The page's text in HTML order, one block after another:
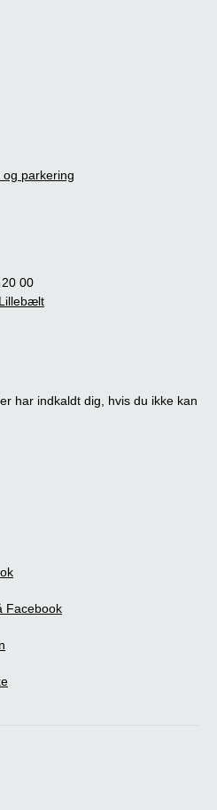
parkering
00
har indkaldt dig, hvis du ikke kan
Facebook